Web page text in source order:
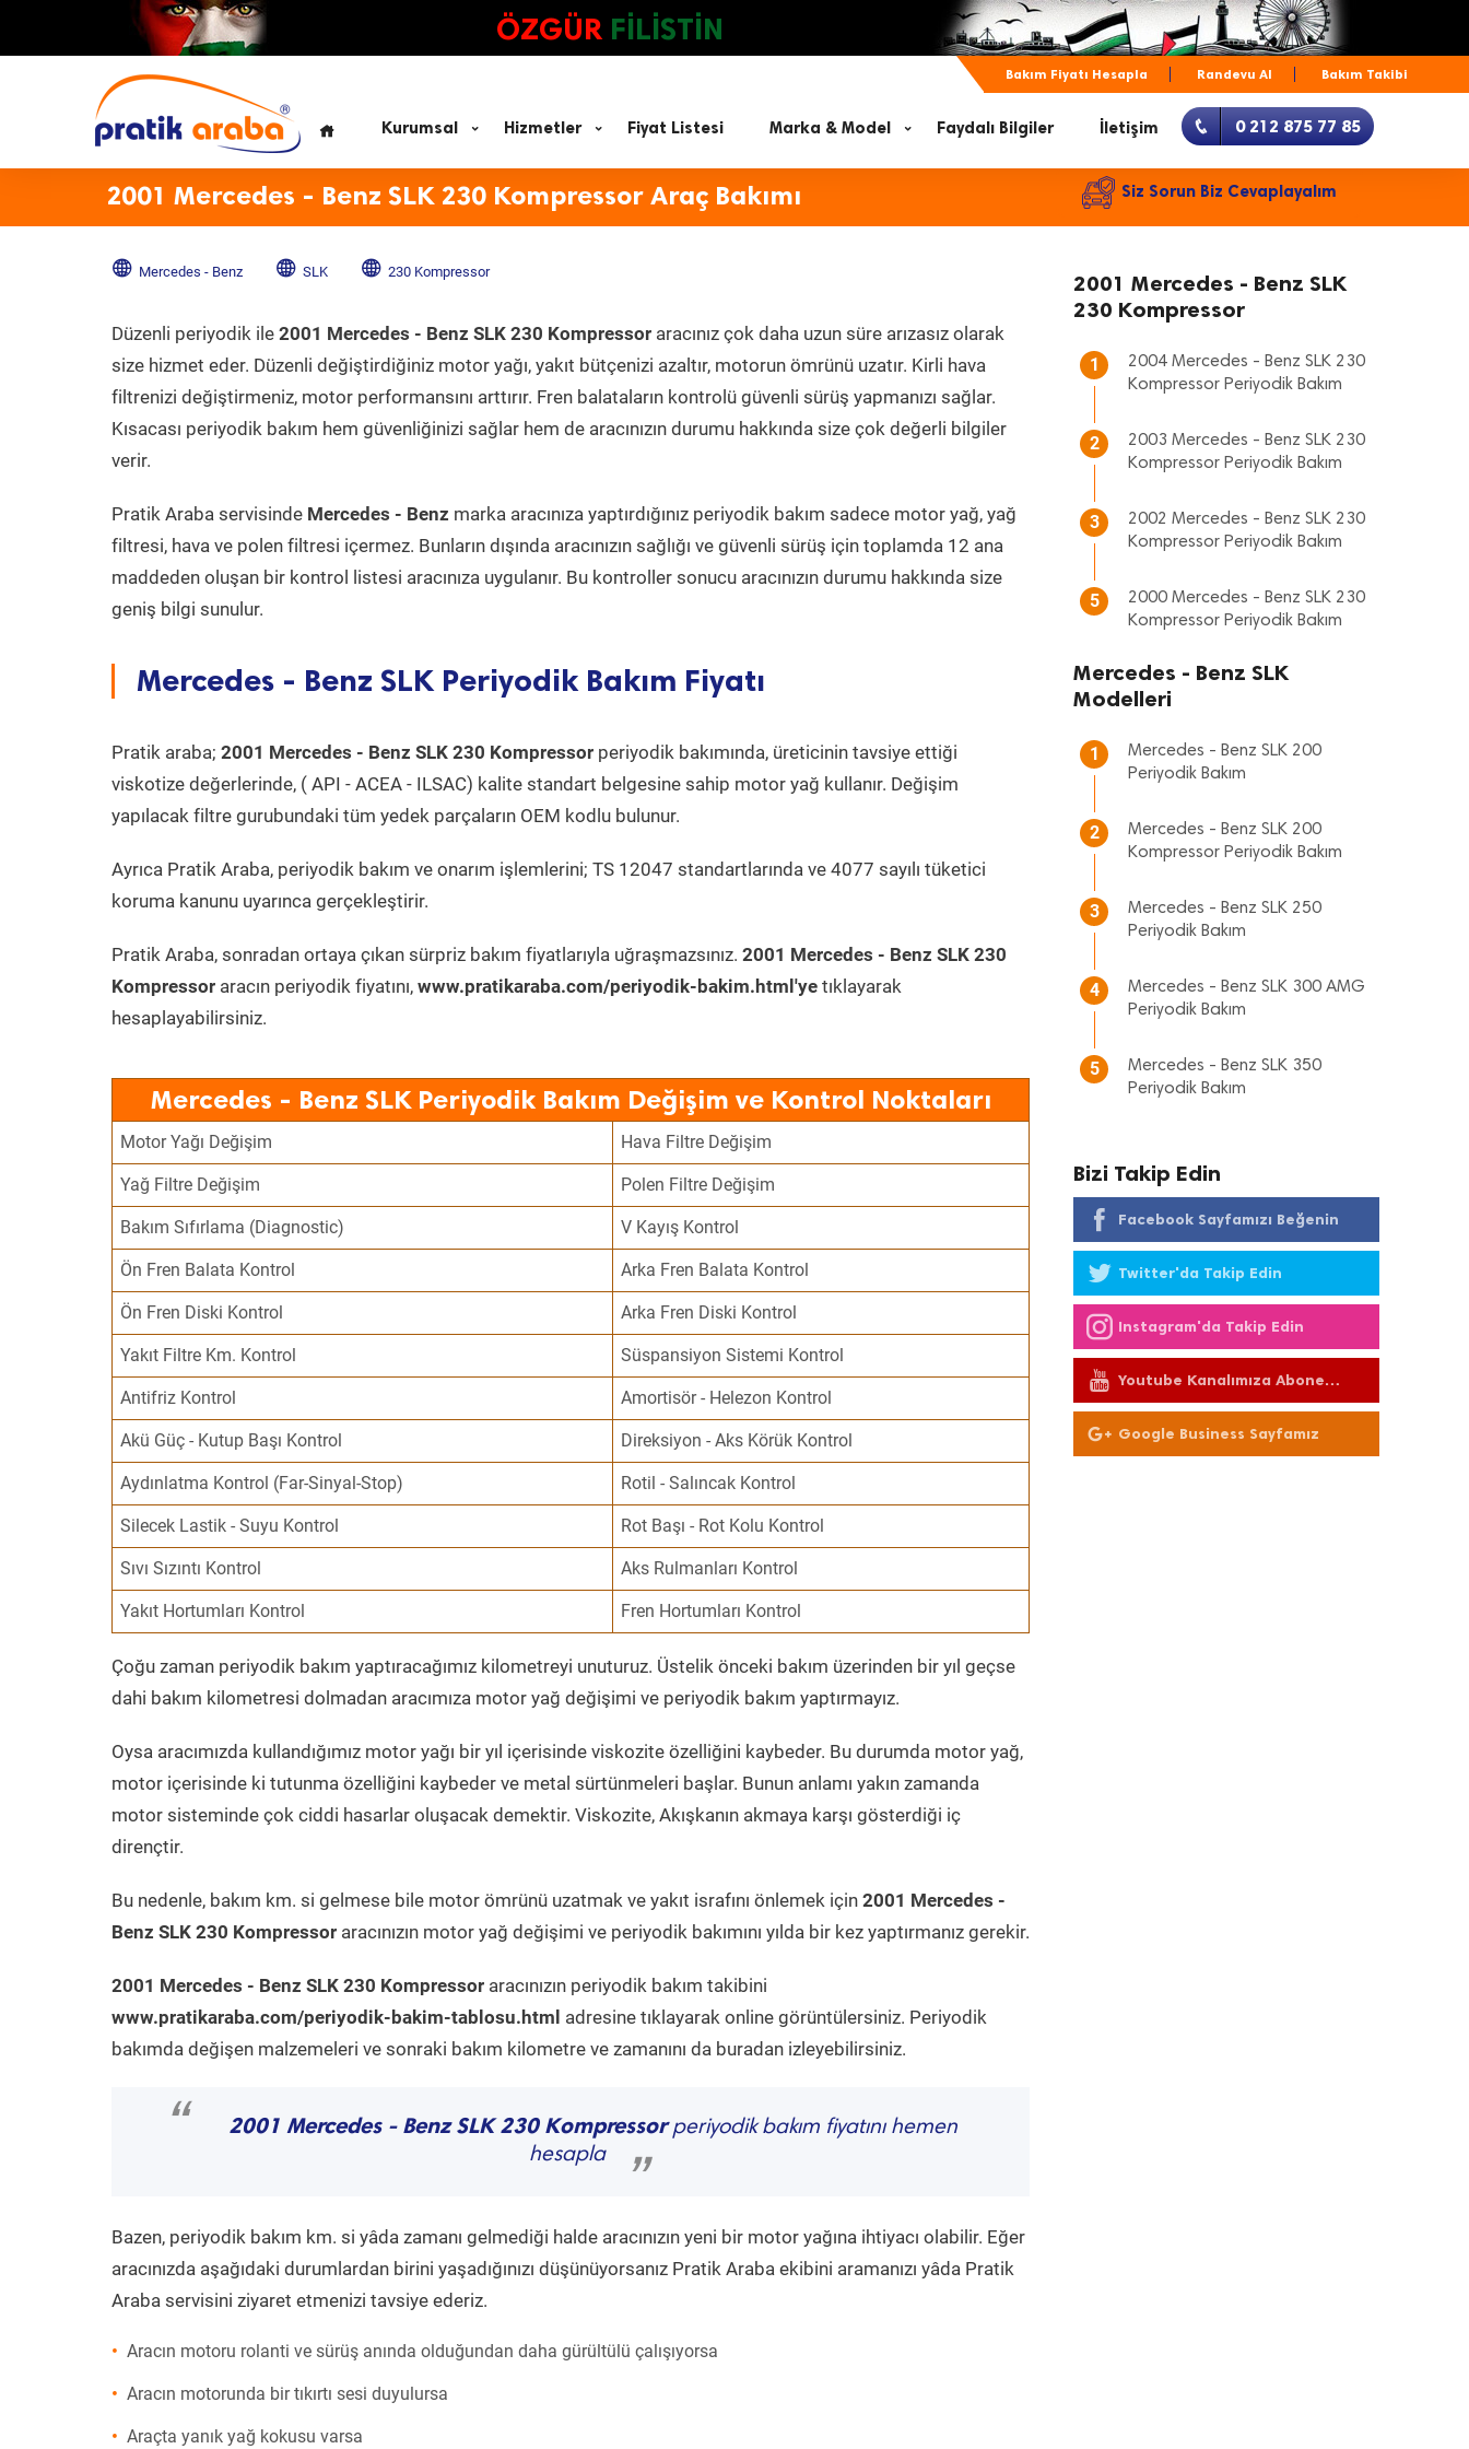
ÖZGÜR FİLİSTİN
Bakım Fiyatı Hesapla Randevu Al Bakım Takibi
Kurumsal Hizmetler Fiyat Listesi Marka & Model Faydalı Bilgiler İletişim 0 212 875 77 85
2001 Mercedes - Benz SLK 230 Kompressor Araç Bakımı Siz Sorun Biz Cevaplayalım
Mercedes - Benz SLK 230 Kompressor
Düzenli periyodik ile 2001 Mercedes - Benz SLK 230 Kompressor aracınız çok daha uzun süre arızasız olarak
size hizmet eder. Düzenli değiştirdiğiniz motor yağı, yakıt bütçenizi azaltır, motorun ömrünü uzatır. Kirli hava
filtrenizi değiştirmeniz, motor performansını arttırır. Fren balataların kontrolü güvenli sürüş yapmanızı sağlar.
Kısacası periyodik bakım hem güvenliğinizi sağlar hem de aracınızın durumu hakkında size çok değerli bilgiler
verir.
Pratik Araba servisinde Mercedes - Benz marka aracınıza yaptırdığınız periyodik bakım sadece motor yağ, yağ
filtresi, hava ve polen filtresi içermez. Bunların dışında aracınızın sağlığı ve güvenli sürüş için toplamda 12 ana
maddeden oluşan bir kontrol listesi aracınıza uygulanır. Bu kontroller sonucu aracınızın durumu hakkında size
geniş bilgi sunulur.
Mercedes - Benz SLK Periyodik Bakım Fiyatı
Pratik araba; 2001 Mercedes - Benz SLK 230 Kompressor periyodik bakımında, üreticinin tavsiye ettiği
viskotize değerlerinde, ( API - ACEA - ILSAC) kalite standart belgesine sahip motor yağ kullanır. Değişim
yapılacak filtre gurubundaki tüm yedek parçaların OEM kodlu bulunur.
Ayrıca Pratik Araba, periyodik bakım ve onarım işlemlerini; TS 12047 standartlarında ve 4077 sayılı tüketici
koruma kanunu uyarınca gerçekleştirir.
Pratik Araba, sonradan ortaya çıkan sürpriz bakım fiyatlarıyla uğraşmazsınız. 2001 Mercedes - Benz SLK 230
Kompressor aracın periyodik fiyatını, www.pratikaraba.com/periyodik-bakim.html'ye tıklayarak
hesaplayabilirsiniz.
Mercedes - Benz SLK Periyodik Bakım Değişim ve Kontrol Noktaları
Motor Yağı Değişim Hava Filtre Değişim
Yağ Filtre Değişim Polen Filtre Değişim
Bakım Sıfırlama (Diagnostic) V Kayış Kontrol
Ön Fren Balata Kontrol Arka Fren Balata Kontrol
Ön Fren Diski Kontrol Arka Fren Diski Kontrol
Yakıt Filtre Km. Kontrol Süspansiyon Sistemi Kontrol
Antifriz Kontrol Amortisör - Helezon Kontrol
Akü Güç - Kutup Başı Kontrol Direksiyon - Aks Körük Kontrol
Aydınlatma Kontrol (Far-Sinyal-Stop) Rotil - Salıncak Kontrol
Silecek Lastik - Suyu Kontrol Rot Başı - Rot Kolu Kontrol
Sıvı Sızıntı Kontrol Aks Rulmanları Kontrol
Yakıt Hortumları Kontrol Fren Hortumları Kontrol
Çoğu zaman periyodik bakım yaptıracağımız kilometreyi unuturuz. Üstelik önceki bakım üzerinden bir yıl geçse
dahi bakım kilometresi dolmadan aracımıza motor yağ değişimi ve periyodik bakım yaptırmayız.
Oysa aracımızda kullandığımız motor yağı bir yıl içerisinde viskozite özelliğini kaybeder. Bu durumda motor yağ,
motor içerisinde ki tutunma özelliğini kaybeder ve metal sürtünmeleri başlar. Bunun anlamı yakın zamanda
motor sisteminde çok ciddi hasarlar oluşacak demektir. Viskozite, Akışkanın akmaya karşı gösterdiği iç
dirençtir.
Bu nedenle, bakım km. si gelmese bile motor ömrünü uzatmak ve yakıt israfını önlemek için 2001 Mercedes -
Benz SLK 230 Kompressor aracınızın motor yağ değişimi ve periyodik bakımını yılda bir kez yaptırmanız gerekir.
2001 Mercedes - Benz SLK 230 Kompressor aracınızın periyodik bakım takibini
www.pratikaraba.com/periyodik-bakim-tablosu.html adresine tıklayarak online görüntülersiniz. Periyodik
bakımda değişen malzemeleri ve sonraki bakım kilometre ve zamanını da buradan izleyebilirsiniz.
“ 2001 Mercedes - Benz SLK 230 Kompressorperiyodik bakım fiyatını hemen
hesapla
”
Bazen, periyodik bakım km. si yâda zamanı gelmediği halde aracınızın yeni bir motor yağına ihtiyacı olabilir. Eğer
aracınızda aşağıdaki durumlardan birini yaşadığınızı düşünüyorsanız Pratik Araba ekibini aramanızı yâda Pratik
Araba servisini ziyaret etmenizi tavsiye ederiz.
Aracın motoru rolanti ve sürüş anında olduğundan daha gürültülü çalışıyorsa
Aracın motorunda bir tıkırtı sesi duyulursa
Araçta yanık yağ kokusu varsa
2001 Mercedes - Benz SLK
230 Kompressor
1
2004 Mercedes - Benz SLK 230
Kompressor Periyodik Bakım
2
2003 Mercedes - Benz SLK 230
Kompressor Periyodik Bakım
3
2002 Mercedes - Benz SLK 230
Kompressor Periyodik Bakım
5
2000 Mercedes - Benz SLK 230
Kompressor Periyodik Bakım
Mercedes - Benz SLK
Modelleri
1
Mercedes - Benz SLK 200
Periyodik Bakım
2
Mercedes - Benz SLK 200
Kompressor Periyodik Bakım
3
Mercedes - Benz SLK 250
Periyodik Bakım
4
Mercedes - Benz SLK 300 AMG
Periyodik Bakım
5
Mercedes - Benz SLK 350
Periyodik Bakım
Bizi Takip Edin
Facebook Sayfamızı Beğenin
Twitter'da Takip Edin
Instagram'da Takip Edin
Youtube Kanalımıza Abone
Olun
Google Business Sayfamız